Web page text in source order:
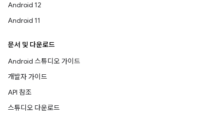
Android 12
Android 11
문서 및 다운로드
Android 스튜디오 가이드
개발자 가이드
API 참조
스튜디오 다운로드